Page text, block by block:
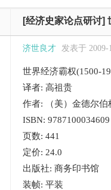
[经济史家论点研讨]
济世良才 发表于 2009-
世界经济霸权(1500-
译者: 高祖贵
作者: （美）金德尔伯
ISBN: 9787100034609
页数: 441
定价: 24.0
出版社: 商务印书馆
装帧: 平装